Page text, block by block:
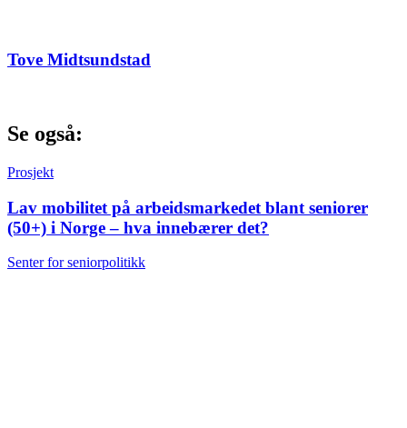
Tove Midtsundstad
Se også:
Prosjekt
Lav mobilitet på arbeidsmarkedet blant seniorer
(50+) i Norge – hva innebærer det?
Senter for seniorpolitikk